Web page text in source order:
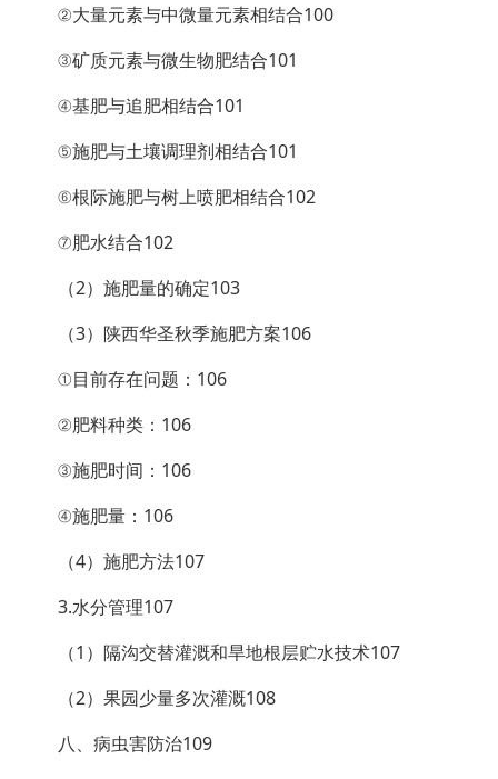
②大量元素与中微量元素相结合100
③矿质元素与微生物肥结合101
④基肥与追肥相结合101
⑤施肥与土壤调理剂相结合101
⑥根际施肥与树上喷肥相结合102
⑦肥水结合102
（2）施肥量的确定103
（3）陕西华圣秋季施肥方案106
①目前存在问题：106
②肥料种类：106
③施肥时间：106
④施肥量：106
（4）施肥方法107
3.水分管理107
（1）隔沟交替灌溉和旱地根层贮水技术107
（2）果园少量多次灌溉108
八、病虫害防治109